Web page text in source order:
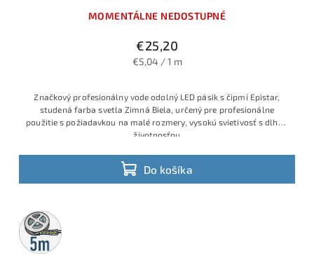
MOMENTÁLNE NEDOSTUPNÉ
€25,20
€5,04 / 1 m
Do košíka
Značkový profesionálny vode odolný LED pásik s čipmi Epistar,
studená farba svetla Zimná Biela, určený pre profesionálne
použitie s požiadavkou na malé rozmery, vysokú svietivosť s dlhou
životnosťou
5m
rolka